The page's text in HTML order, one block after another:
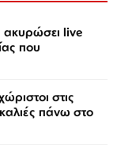
live
που
στις
πάνω στο